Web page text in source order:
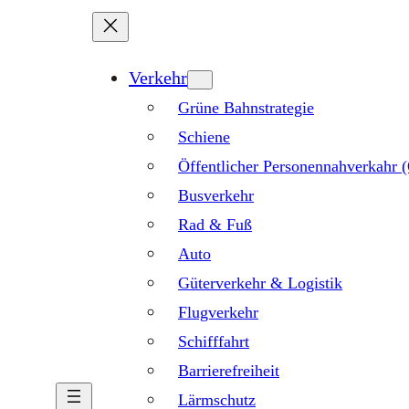
Verkehr
Grüne Bahnstrategie
Schiene
Öffentlicher Personennahverkahr
Busverkehr
Rad & Fuß
Auto
Güterverkehr & Logistik
Flugverkehr
Schifffahrt
Barrierefreiheit
Lärmschutz